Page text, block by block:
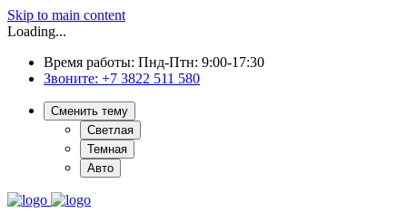
Skip to main content
Loading...
Время работы: Пнд-Птн: 9:00-17:30
Звоните: +7 3822 511 580
Сменить тему
Светлая
Темная
Авто